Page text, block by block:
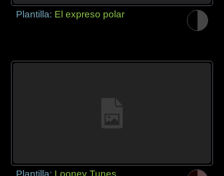
Plantilla: El expreso polar
Plantilla: Looney Tunes